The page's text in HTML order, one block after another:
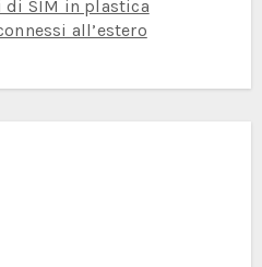
SIM in plastica
all’estero